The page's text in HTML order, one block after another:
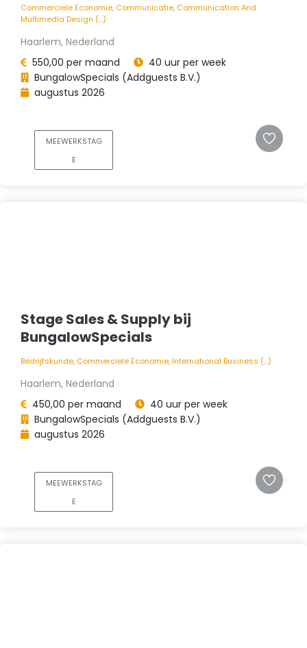
Commerciele Economie, Communicatie, Communication And
Multimedia Design (...)
Haarlem, Nederland
550,00 per maand
40 uur per week
BungalowSpecials (Addguests B.V.)
augustus 2026
MEEWERKSTAG
E
Stage Sales & Supply bij
BungalowSpecials
Bedrijfskunde, Commerciele Economie, International Business (...)
Haarlem, Nederland
450,00 per maand
40 uur per week
BungalowSpecials (Addguests B.V.)
augustus 2026
MEEWERKSTAG
E